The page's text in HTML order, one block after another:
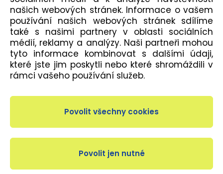
CHILDREN´S CEREMONY
Instruktoři: výběr instruktorů
INTERVAL TRAINING
KETTLEBELLS
KICKBOX
našich webových stránek. Informace o vašem
používání našich webových stránek sdílíme
také s našimi partnery v oblasti sociálních
médií, reklamy a analýzy. Naši partneři mohou
tyto informace kombinovat s dalšími údaji,
které jste jim poskytli nebo které shromáždili v
rámci vašeho používání služeb.